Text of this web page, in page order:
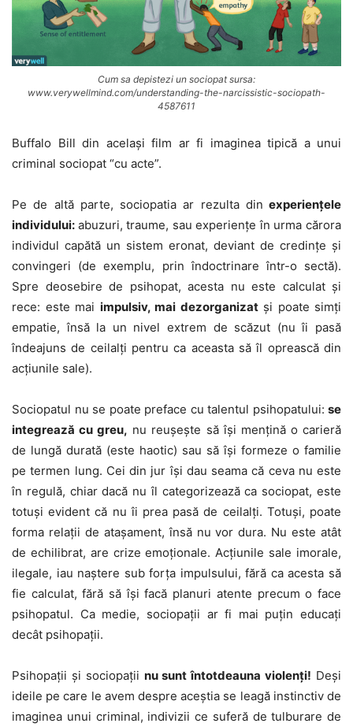
Cum sa depistezi un sociopat sursa:
www.verywellmind.com/understanding-the-narcissistic-sociopath-
4587611
Buffalo Bill din acelaşi film ar fi imaginea tipică a unui
criminal sociopat “cu acte”.
Pe de altă parte, sociopatia ar rezulta din experienţele
individului: abuzuri, traume, sau experienţe în urma cărora
individul capătă un sistem eronat, deviant de credinţe şi
convingeri (de exemplu, prin îndoctrinare într-o sectă).
Spre deosebire de psihopat, acesta nu este calculat şi
rece: este mai impulsiv, mai dezorganizatşi poate simţi
empatie, însă la un nivel extrem de scăzut (nu îi pasă
îndeajuns de ceilalţi pentru ca aceasta să îl oprească din
acţiunile sale).
Sociopatul nu se poate preface cu talentul psihopatului: se
integrează cu greu, nu reuşeşte să îşi menţină o carieră
de lungă durată (este haotic) sau să îşi formeze o familie
pe termen lung. Cei din jur îşi dau seama că ceva nu este
în regulă, chiar dacă nu îl categorizează ca sociopat, este
totuşi evident că nu îi prea pasă de ceilalţi. Totuşi, poate
forma relaţii de ataşament, însă nu vor dura. Nu este atât
de echilibrat, are crize emoţionale. Acţiunile sale imorale,
ilegale, iau naştere sub forţa impulsului, fără ca acesta să
fie calculat, fără să îşi facă planuri atente precum o face
psihopatul. Ca medie, sociopaţii ar fi mai puţin educaţi
decât psihopaţii.
Psihopaţii şi sociopaţii nu sunt întotdeauna violenţi! Deşi
ideile pe care le avem despre aceştia se leagă instinctiv de
imaginea unui criminal, indivizii ce suferă de tulburare de